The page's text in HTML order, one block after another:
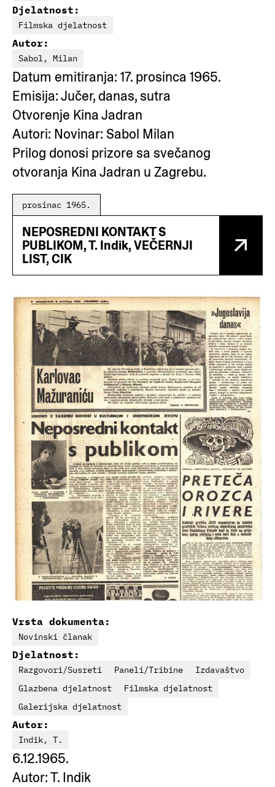
Djelatnost:
Filmska djelatnost
Autor:
Sabol, Milan
Datum emitiranja: 17. prosinca 1965.
Emisija: Jučer, danas, sutra
Otvorenje Kina Jadran
Autori: Novinar: Sabol Milan
Prilog donosi prizore sa svečanog
otvoranja Kina Jadran u Zagrebu.
prosinac 1965.
NEPOSREDNI KONTAKT S
PUBLIKOM, T. Indik, VEČERNJI
LIST, CIK
Vrsta dokumenta:
Novinski članak
Djelatnost:
Razgovori/Susreti Paneli/Tribine
Izdavaštvo
Glazbena djelatnost
Filmska djelatnost
Galerijska djelatnost
Autor:
Indik, T.
6.12.1965.
Autor: T. Indik